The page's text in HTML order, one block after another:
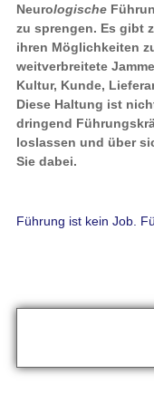
Neurologische
zu sprengen. Es gibt
ihren Möglichkeiten
weitverbreitete
Kultur, Kunde,
Diese Haltung ist
dringend
loslassen und über
Sie dabei.
Führung ist kein Job.